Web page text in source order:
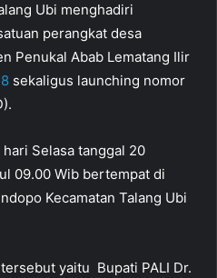
Ubi menghadiri
perangkat desa
Penukal Abab Lematang Ilir
sekaligus launching nomor
Selasa tanggal 20
09.00 Wib bertempat di
Kecamatan Talang Ubi
yaitu Bupati PALI Dr.